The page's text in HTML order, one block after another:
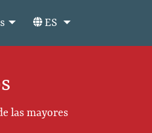
ES
las mayores